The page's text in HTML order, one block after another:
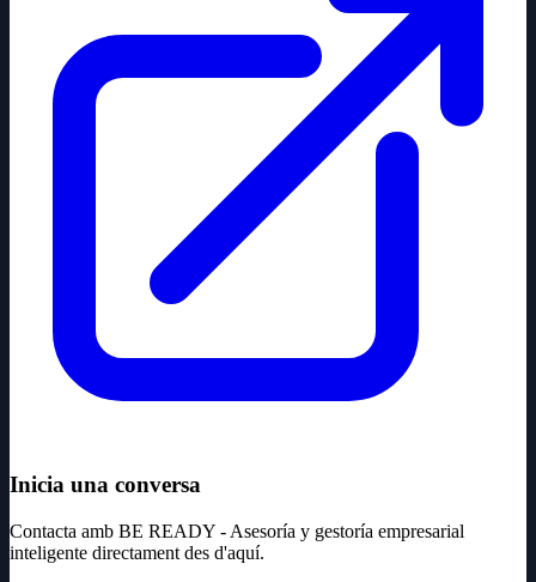
Inicia una conversa
Contacta amb BE READY - Asesoría y gestoría empresarial
inteligente directament des d'aquí.